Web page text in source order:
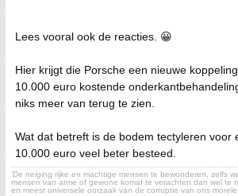
Lees vooral ook de reacties. 😀
Hier krijgt die Porsche een nieuwe
10.000 euro kostende
niks meer van terug te zien.
Wat dat betreft is de bodem tectyleren voor
10.000 euro veel beter besteed.
'De neiging rijke en machtige mensen te bewonderen, zelfs
mensen van arme of gewone komaf te verachten dan wel te
en meest universele oorzaak van de corruptie van ons